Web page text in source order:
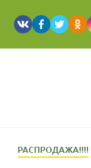
РАСПРОДАЖА!!!!